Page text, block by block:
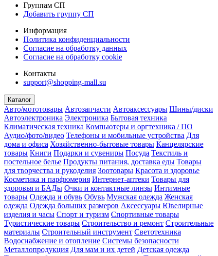
Группам СП
Добавить группу СП
Информация
Политика конфиденциальности
Согласие на обработку данных
Согласие на обработку cookie
Контакты
support@shopping-mall.su
Каталог
Авто/мототовары Автозапчасти Автоаксессуары Шины/диски
Автоэлектроника Электроника Бытовая техника
Климатическая техника Компьютеры и оргтехника / ПО
Аудио/фото/видео Телефоны и мобильные устройства Для
дома и офиса Хозяйственно-бытовые товары Канцелярские
товары Книги Подарки и сувениры Посуда Текстиль и
постельное белье Продукты питания, доставка еды Товары
для творчества и рукоделия Зоотовары Красота и здоровье
Косметика и парфюмерия Интернет-аптеки Товары для
здоровья и БАДы Очки и контактные линзы Интимные
товары Одежда и обувь Обувь Мужская одежда Женская
одежда Одежда больших размеров Аксессуары Ювелирные
изделия и часы Спорт и туризм Спортивные товары
Туристические товары Строительство и ремонт Строительные
материалы Строительный инструмент Светотехника
Водоснабжение и отопление Системы безопасности
Металлопродукция Для мам и их детей Детская одежда